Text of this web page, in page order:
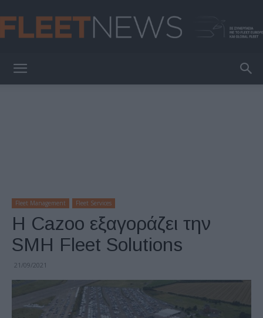
Fleet Management Fleet Services
Η Cazoo εξαγοράζει την
SMH Fleet Solutions
21/09/2021